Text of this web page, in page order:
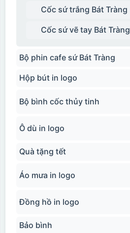
Cốc sứ trắng Bát Tràng
Cốc sứ vẽ tay Bát Tràng
Bộ phin cafe sứ Bát Tràng
Hộp bút in logo
Bộ bình cốc thủy tinh
Ô dù in logo
Quà tặng tết
Áo mưa in logo
Đồng hồ in logo
Bảo bình